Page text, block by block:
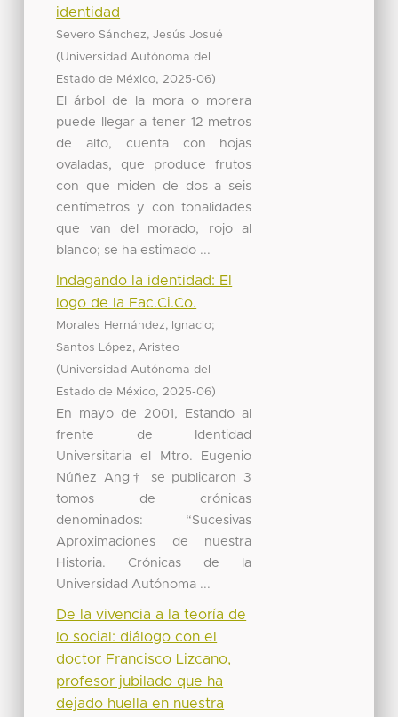
identidad
Severo Sánchez, Jesús Josué
(Universidad Autónoma del
Estado de México, 2025-06)
El árbol de la mora o morera
puede llegar a tener 12 metros
de alto, cuenta con hojas
ovaladas, que produce frutos
con que miden de dos a seis
centímetros y con tonalidades
que van del morado, rojo al
blanco; se ha estimado ...
Indagando la identidad: El
logo de la Fac.Ci.Co.
Morales Hernández, Ignacio;
Santos López, Aristeo
(Universidad Autónoma del
Estado de México, 2025-06)
En mayo de 2001, Estando al
frente de Identidad
Universitaria el Mtro. Eugenio
Núñez Ang† se publicaron 3
tomos de crónicas
denominados: “Sucesivas
Aproximaciones de nuestra
Historia. Crónicas de la
Universidad Autónoma ...
De la vivencia a la teoría de
lo social: diálogo con el
doctor Francisco Lizcano,
profesor jubilado que ha
dejado huella en nuestra